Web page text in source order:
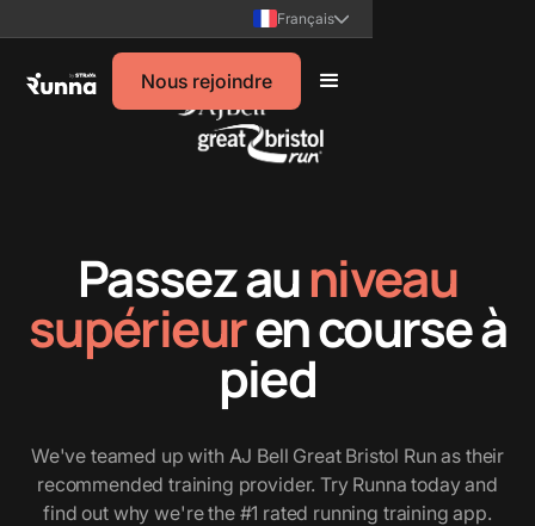
Français
Nous rejoindre
Passez auniveau
supérieuren course à
pied
We've teamed up with AJ Bell Great Bristol Run as their
recommended training provider. Try Runna today and
find out why we're the #1 rated running training app.